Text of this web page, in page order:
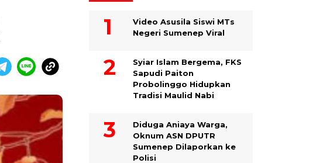
Video Asusila Siswi MTs
Negeri Sumenep Viral
Syiar Islam Bergema, FKS
Sapudi Paiton
Probolinggo Hidupkan
Tradisi Maulid Nabi
Diduga Aniaya Warga,
Oknum ASN DPUTR
Sumenep Dilaporkan ke
Polisi